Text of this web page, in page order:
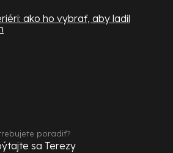
ako ho vybrať, aby ladil
poradiť?
sa Terezy